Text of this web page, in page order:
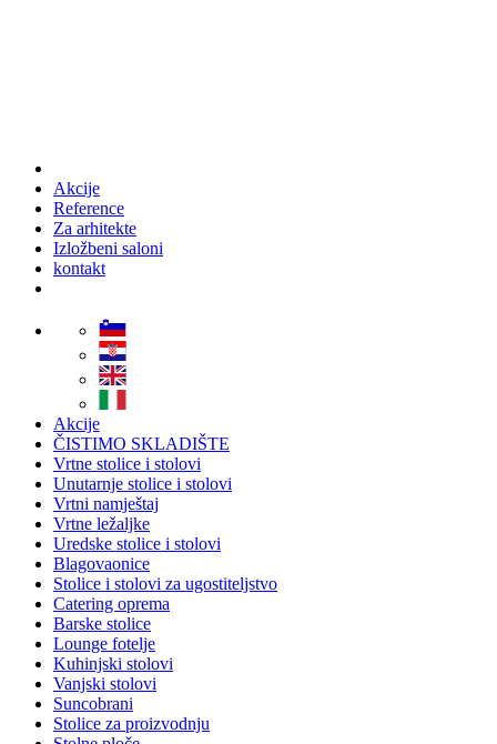
Akcije
Reference
Za arhitekte
Izložbeni saloni
kontakt
Akcije
ČISTIMO SKLADIŠTE
Vrtne stolice i stolovi
Unutarnje stolice i stolovi
Vrtni namještaj
Vrtne ležaljke
Uredske stolice i stolovi
Blagovaonice
Stolice i stolovi za ugostiteljstvo
Catering oprema
Barske stolice
Lounge fotelje
Kuhinjski stolovi
Vanjski stolovi
Suncobrani
Stolice za proizvodnju